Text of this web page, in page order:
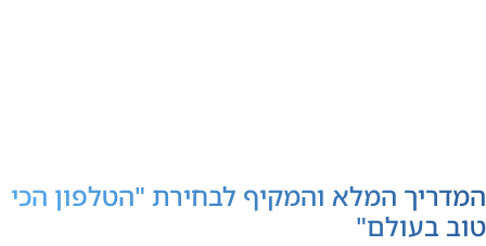
המדריך המלא והמקיף לבחירת "הטלפון הכי
טוב בעולם"